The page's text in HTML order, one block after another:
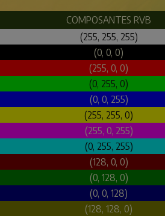
COMPOSANTES RVB
(255, 255, 255)
(0, 0, 0)
(255, 0, 0)
(0, 255, 0)
(0, 0, 255)
(255, 255, 0)
(255, 0, 255)
(0, 255, 255)
(128, 0, 0)
(0, 128, 0)
(0, 0, 128)
(128, 128, 0)